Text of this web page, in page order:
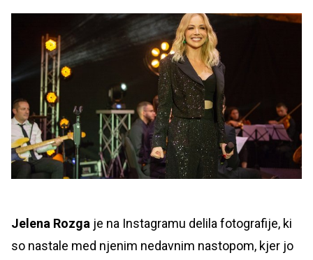
Jelena Rozga je na Instagramu delila fotografije, ki
so nastale med njenim nedavnim nastopom, kjer jo